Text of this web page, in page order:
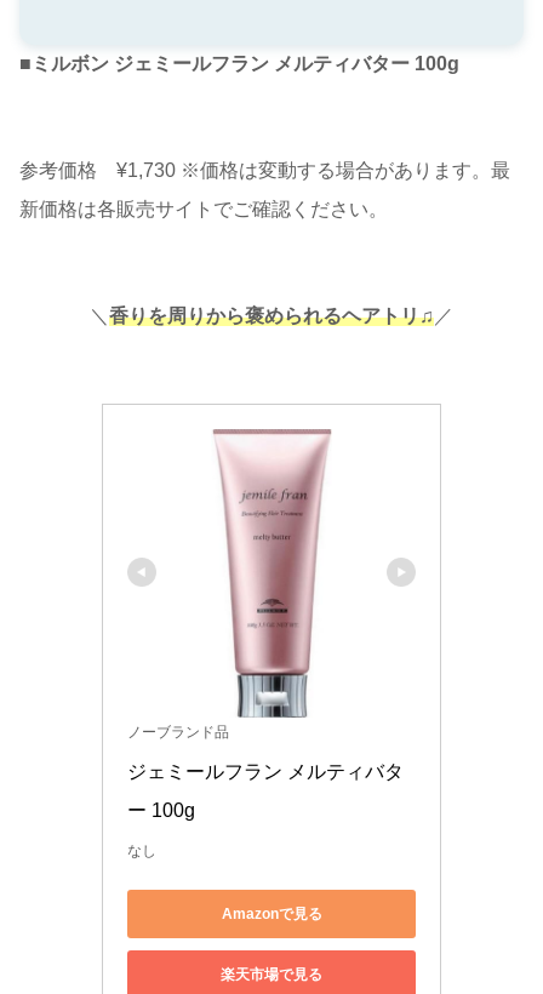
■ ミルボン ジェミールフラン メルティバター 100g
参考価格 ¥1,730 ※価格は変動する場合があります。最
新価格は各販売サイトでご確認ください。
＼ 香りを周りから褒められるヘアトリ♫ ／
ノーブランド品
ジェミールフラン メルティバタ
ー 100g
なし
Amazonで見る
楽天市場で見る